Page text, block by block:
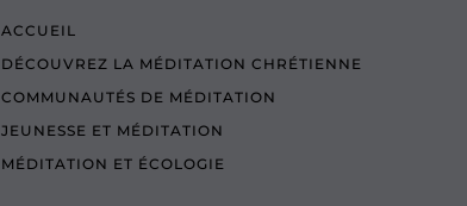
ACCUEIL
DÉCOUVREZ LA MÉDITATION CHRÉTIENNE
COMMUNAUTÉS DE MÉDITATION
JEUNESSE ET MÉDITATION
MÉDITATION ET ÉCOLOGIE